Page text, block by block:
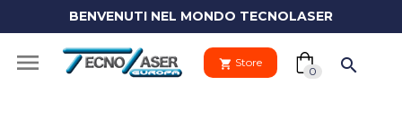
BENVENUTI NEL MONDO TECNOLASER
shopping_cart Store
0 search
shopping_cart